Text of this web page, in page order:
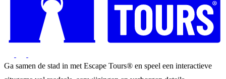
Ga samen de stad in met Escape Tours® en speel een interactieve